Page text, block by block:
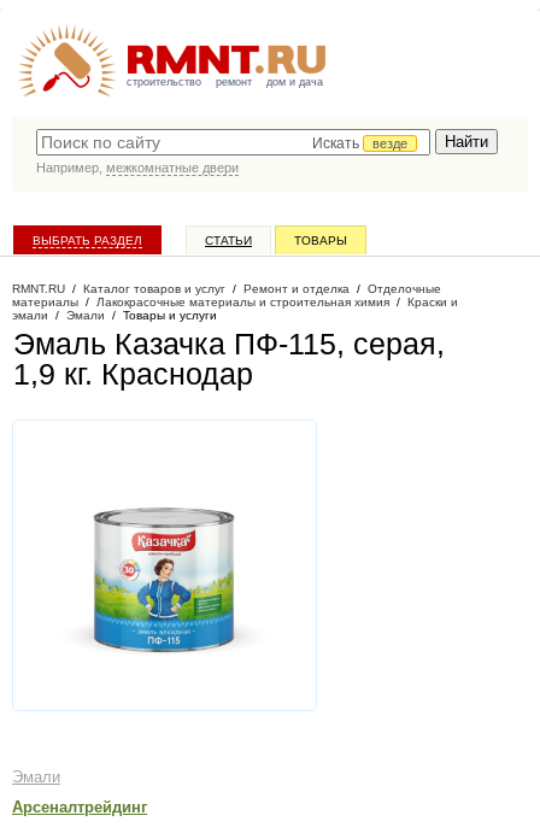
строительство ремонт дом и дача
Искать
везде
Например, межкомнатные двери
ВЫБРАТЬ РАЗДЕЛ СТАТЬИ ТОВАРЫ
RMNT.RU / Каталог товаров и услуг / Ремонт и отделка / Отделочные
материалы / Лакокрасочные материалы и строительная химия / Краски и
эмали / Эмали / Товары и услуги
Эмаль Казачка ПФ-115, серая,
1,9 кг. Краснодар
Эмали
Арсеналтрейдинг